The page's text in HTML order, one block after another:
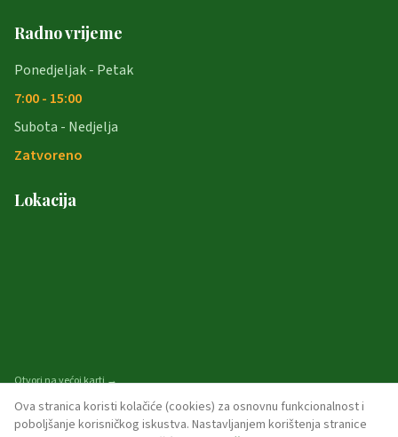
Radno vrijeme
Ponedjeljak - Petak
7:00 - 15:00
Subota - Nedjelja
Zatvoreno
Lokacija
Otvori na većoj karti →
Ova stranica koristi kolačiće (cookies) za osnovnu funkcionalnost i
poboljšanje korisničkog iskustva. Nastavljanjem korištenja stranice